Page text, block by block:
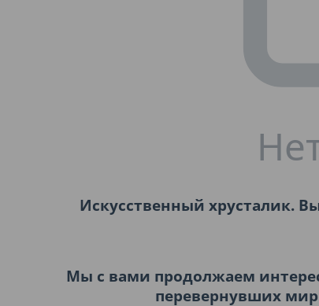
Искусственный хрусталик.
Мы с вами продолжаем
перевернувших